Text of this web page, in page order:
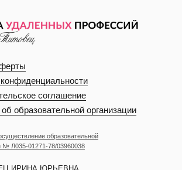
образовательной
№ Л035-01271-78/03960038
соглашение
образовательной организации